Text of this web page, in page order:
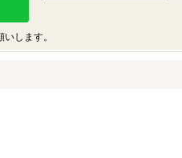
します。